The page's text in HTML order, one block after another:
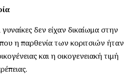
δεν είχαν δικαίωμα στην
η παρθενία των κοριτσιών ήταν
και η οικογενειακή τιμή